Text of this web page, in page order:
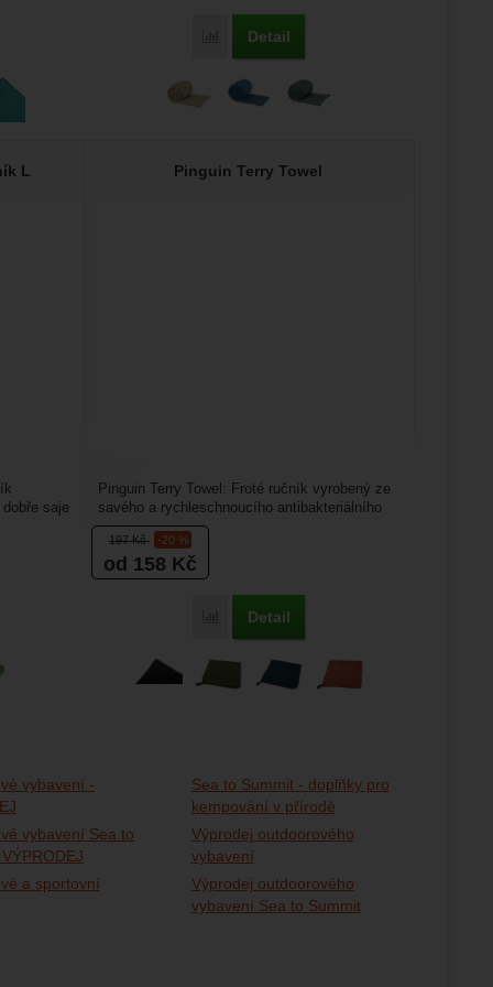
Porovnat
Detail
L
saje
Pinguin Terry Towel
197Kč -20 %
od 158 Kč
Porovnat
Detail
Pinguin Terry Towel: Froté ručník vyrobený ze
savého a rychleschnoucího antibakteriálního
mikrovlákna.Froté...
vybavení -
vybavení Sea to
a sportovní
Sea to Summit - doplňky pro
kempování v přírodě
Výprodej outdoorového
vybavení
Výprodej outdoorového
vybavení Sea to Summit